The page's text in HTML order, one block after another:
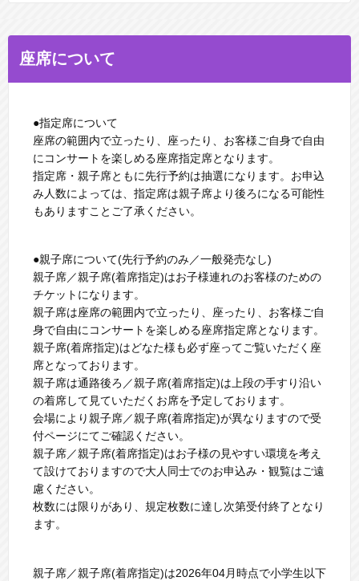
座席について
●指定席について
座席の範囲内で⽴ったり、座ったり、お客様ご⾃⾝で⾃由
にコンサートを楽しめる座席指定席となります。
指定席・親⼦席ともに先⾏予約は抽選になります。お申込
み⼈数によっては、指定席は親⼦席より後ろになる可能性
もありますことご了承ください。
●親⼦席について(先行予約のみ／一般発売なし)
親⼦席／親⼦席(着席指定)はお⼦様連れのお客様のための
チケットになります。
親⼦席は座席の範囲内で⽴ったり、座ったり、お客様ご⾃
⾝で⾃由にコンサートを楽しめる座席指定席となります。
親⼦席(着席指定)はどなた様も必ず座ってご覧いただく座
席となっております。
親⼦席は通路後ろ／親⼦席(着席指定)は上段の⼿すり沿い
の着席して⾒ていただくお席を予定しております。
会場により親⼦席／親⼦席(着席指定)が異なりますので受
付ページにてご確認ください。
親⼦席／親⼦席(着席指定)はお⼦様の⾒やすい環境を考え
て設けておりますので⼤⼈同⼠でのお申込み・観覧はご遠
慮ください。
枚数には限りがあり、規定枚数に達し次第受付終了となり
ます。
親⼦席／親⼦席(着席指定)は2026年04⽉時点で⼩学⽣以下